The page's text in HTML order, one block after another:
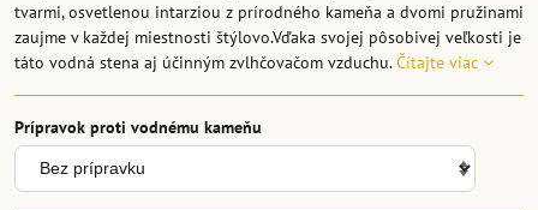
tvarmi, osvetlenou intarziou z prírodného kameňa a dvomi pružinami
zaujme v každej miestnosti štýlovo.Vďaka svojej pôsobivej veľkosti je
táto vodná stena aj účinným zvlhčovačom vzduchu.Čítajte viac
Prípravok proti vodnému kameňu